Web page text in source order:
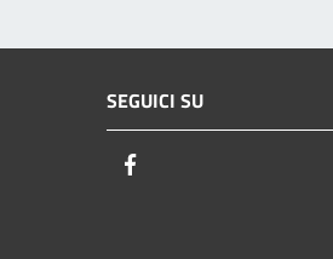
SEGUICI SU